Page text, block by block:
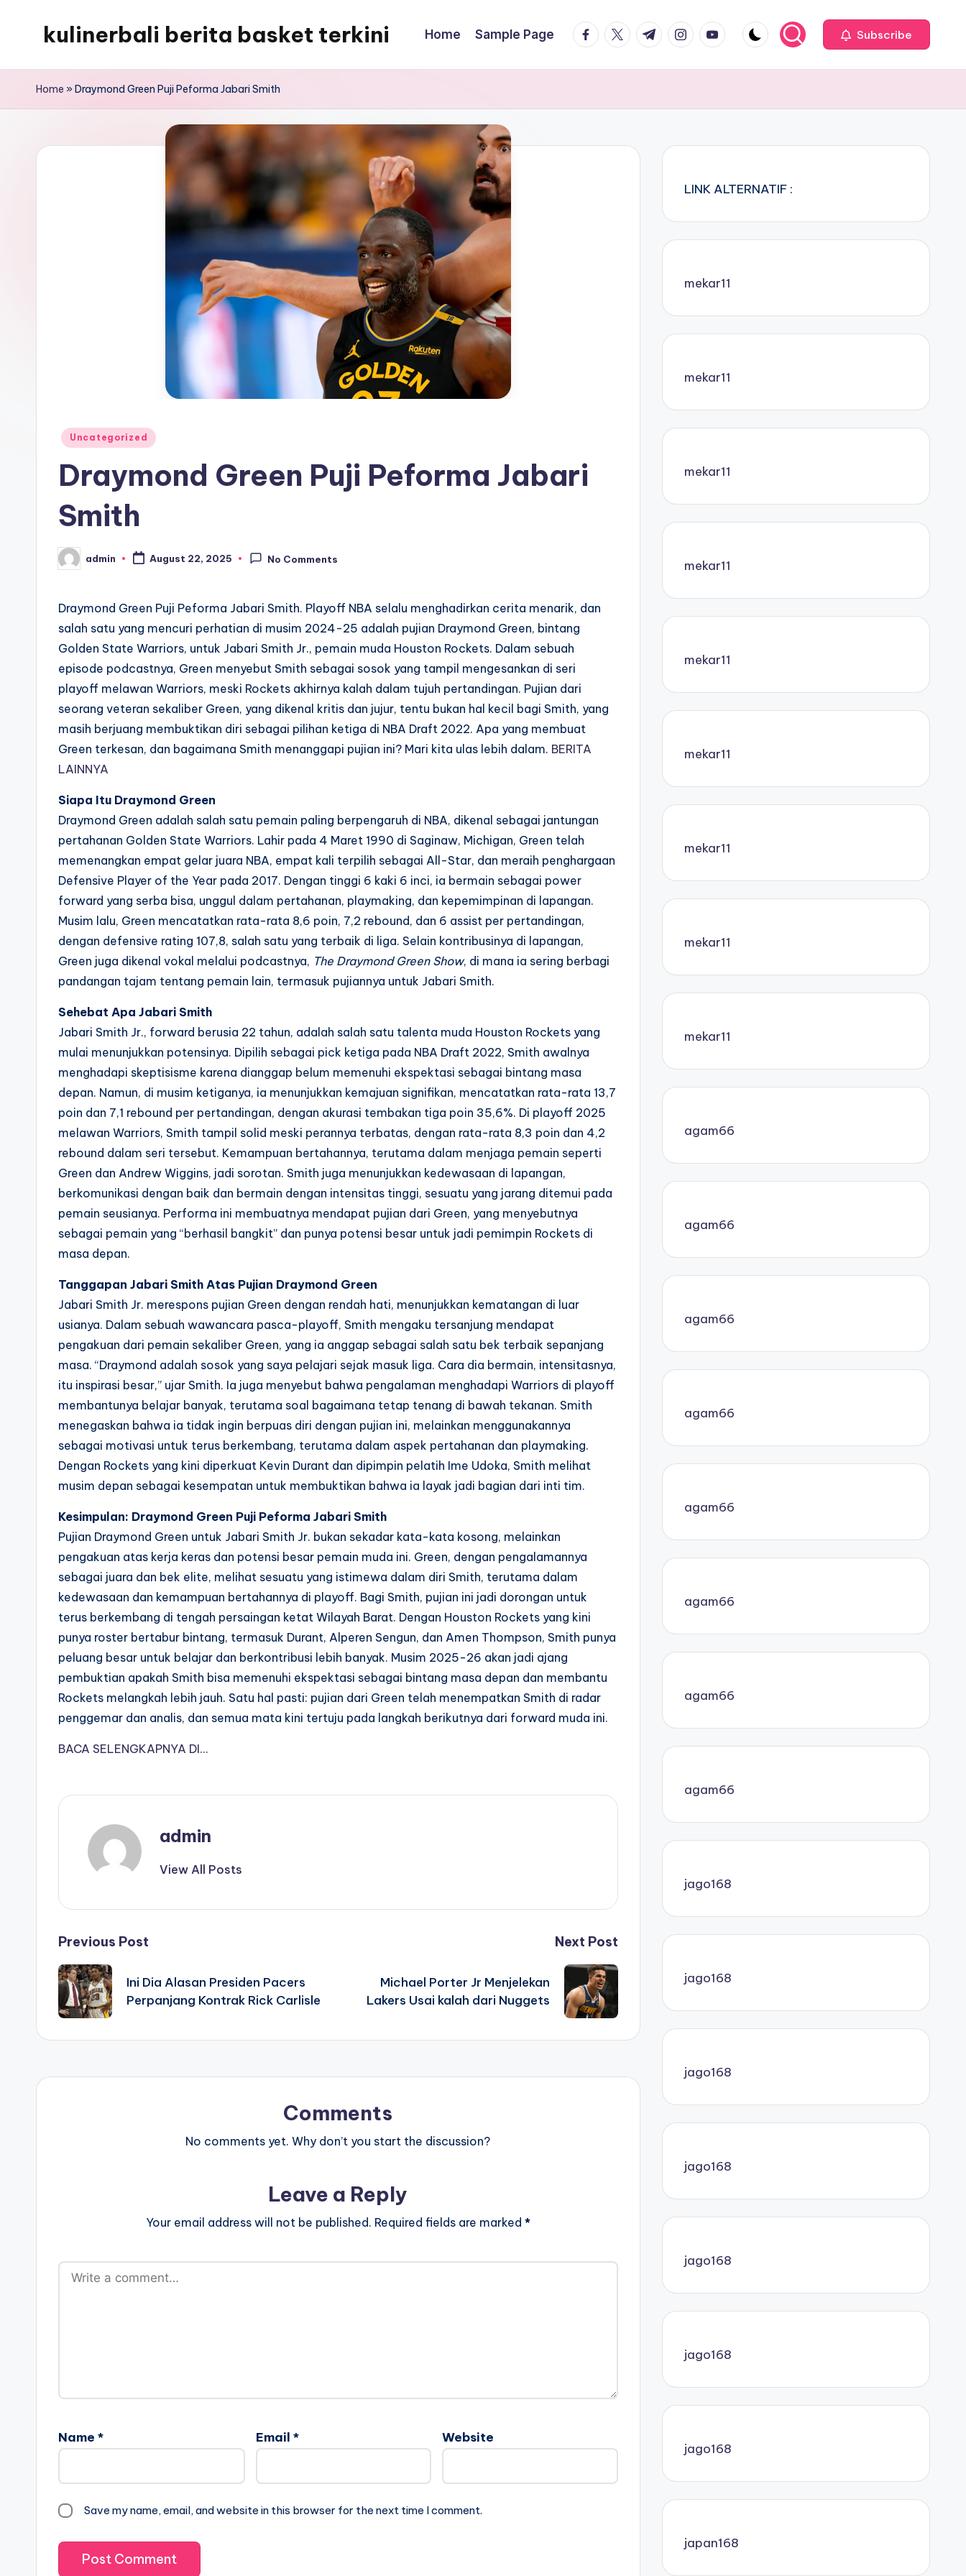
kulinerbali berita basket terkini
memberikan
bola
Home Sample Page facebook.com
twitter.com
t.me instagram.com
youtube.com Subscribe
Home »Draymond Green Puji Peforma Jabari Smith
Posted
Uncategorized
Draymond Green Puji Peforma Jabari
Smith
Posted
by
admin August 22, 2025 No Comments
Draymond Green Puji Peforma Jabari Smith. Playoff NBA selalu menghadirkan cerita menarik, dan
salah satu yang mencuri perhatian di musim 2024-25 adalah pujian Draymond Green, bintang
Golden State Warriors, untuk Jabari Smith Jr., pemain muda Houston Rockets. Dalam sebuah
episode podcastnya, Green menyebut Smith sebagai sosok yang tampil mengesankan di seri
playoff melawan Warriors, meski Rockets akhirnya kalah dalam tujuh pertandingan. Pujian dari
seorang veteran sekaliber Green, yang dikenal kritis dan jujur, tentu bukan hal kecil bagi Smith, yang
masih berjuang membuktikan diri sebagai pilihan ketiga di NBA Draft 2022. Apa yang membuat
Green terkesan, dan bagaimana Smith menanggapi pujian ini? Mari kita ulas lebih dalam. BERITA
LAINNYA
Siapa Itu Draymond Green
Draymond Green adalah salah satu pemain paling berpengaruh di NBA, dikenal sebagai jantungan
pertahanan Golden State Warriors. Lahir pada 4 Maret 1990 di Saginaw, Michigan, Green telah
memenangkan empat gelar juara NBA, empat kali terpilih sebagai All-Star, dan meraih penghargaan
Defensive Player of the Year pada 2017. Dengan tinggi 6 kaki 6 inci, ia bermain sebagai power
forward yang serba bisa, unggul dalam pertahanan, playmaking, dan kepemimpinan di lapangan.
Musim lalu, Green mencatatkan rata-rata 8,6 poin, 7,2 rebound, dan 6 assist per pertandingan,
dengan defensive rating 107,8, salah satu yang terbaik di liga. Selain kontribusinya di lapangan,
Green juga dikenal vokal melalui podcastnya, The Draymond Green Show, di mana ia sering berbagi
pandangan tajam tentang pemain lain, termasuk pujiannya untuk Jabari Smith.
Sehebat Apa Jabari Smith
Jabari Smith Jr., forward berusia 22 tahun, adalah salah satu talenta muda Houston Rockets yang
mulai menunjukkan potensinya. Dipilih sebagai pick ketiga pada NBA Draft 2022, Smith awalnya
menghadapi skeptisisme karena dianggap belum memenuhi ekspektasi sebagai bintang masa
depan. Namun, di musim ketiganya, ia menunjukkan kemajuan signifikan, mencatatkan rata-rata 13,7
poin dan 7,1 rebound per pertandingan, dengan akurasi tembakan tiga poin 35,6%. Di playoff 2025
melawan Warriors, Smith tampil solid meski perannya terbatas, dengan rata-rata 8,3 poin dan 4,2
rebound dalam seri tersebut. Kemampuan bertahannya, terutama dalam menjaga pemain seperti
Green dan Andrew Wiggins, jadi sorotan. Smith juga menunjukkan kedewasaan di lapangan,
berkomunikasi dengan baik dan bermain dengan intensitas tinggi, sesuatu yang jarang ditemui pada
pemain seusianya. Performa ini membuatnya mendapat pujian dari Green, yang menyebutnya
sebagai pemain yang “berhasil bangkit” dan punya potensi besar untuk jadi pemimpin Rockets di
masa depan.
Tanggapan Jabari Smith Atas Pujian Draymond Green
Jabari Smith Jr. merespons pujian Green dengan rendah hati, menunjukkan kematangan di luar
usianya. Dalam sebuah wawancara pasca-playoff, Smith mengaku tersanjung mendapat
pengakuan dari pemain sekaliber Green, yang ia anggap sebagai salah satu bek terbaik sepanjang
masa. “Draymond adalah sosok yang saya pelajari sejak masuk liga. Cara dia bermain, intensitasnya,
itu inspirasi besar,” ujar Smith. Ia juga menyebut bahwa pengalaman menghadapi Warriors di playoff
membantunya belajar banyak, terutama soal bagaimana tetap tenang di bawah tekanan. Smith
menegaskan bahwa ia tidak ingin berpuas diri dengan pujian ini, melainkan menggunakannya
sebagai motivasi untuk terus berkembang, terutama dalam aspek pertahanan dan playmaking.
Dengan Rockets yang kini diperkuat Kevin Durant dan dipimpin pelatih Ime Udoka, Smith melihat
musim depan sebagai kesempatan untuk membuktikan bahwa ia layak jadi bagian dari inti tim.
Kesimpulan: Draymond Green Puji Peforma Jabari Smith
Pujian Draymond Green untuk Jabari Smith Jr. bukan sekadar kata-kata kosong, melainkan
pengakuan atas kerja keras dan potensi besar pemain muda ini. Green, dengan pengalamannya
sebagai juara dan bek elite, melihat sesuatu yang istimewa dalam diri Smith, terutama dalam
kedewasaan dan kemampuan bertahannya di playoff. Bagi Smith, pujian ini jadi dorongan untuk
terus berkembang di tengah persaingan ketat Wilayah Barat. Dengan Houston Rockets yang kini
punya roster bertabur bintang, termasuk Durant, Alperen Sengun, dan Amen Thompson, Smith punya
peluang besar untuk belajar dan berkontribusi lebih banyak. Musim 2025-26 akan jadi ajang
pembuktian apakah Smith bisa memenuhi ekspektasi sebagai bintang masa depan dan membantu
Rockets melangkah lebih jauh. Satu hal pasti: pujian dari Green telah menempatkan Smith di radar
penggemar dan analis, dan semua mata kini tertuju pada langkah berikutnya dari forward muda ini.
BACA SELENGKAPNYA DI…
admin
View All Posts
Post
navigation
Previous Post
Ini Dia Alasan Presiden Pacers
Perpanjang Kontrak Rick Carlisle
Next Post
Michael Porter Jr Menjelekan
Lakers Usai kalah dari Nuggets
Comments
No comments yet. Why don’t you start the discussion?
Leave a Reply
Your email address will not be published. Required fields are marked *
Name * Email * Website
Save my name, email, and website in this browser for the next time I comment.
LINK ALTERNATIF :
mekar11
mekar11
mekar11
mekar11
mekar11
mekar11
mekar11
mekar11
mekar11
agam66
agam66
agam66
agam66
agam66
agam66
agam66
agam66
jago168
jago168
jago168
jago168
jago168
jago168
jago168
japan168